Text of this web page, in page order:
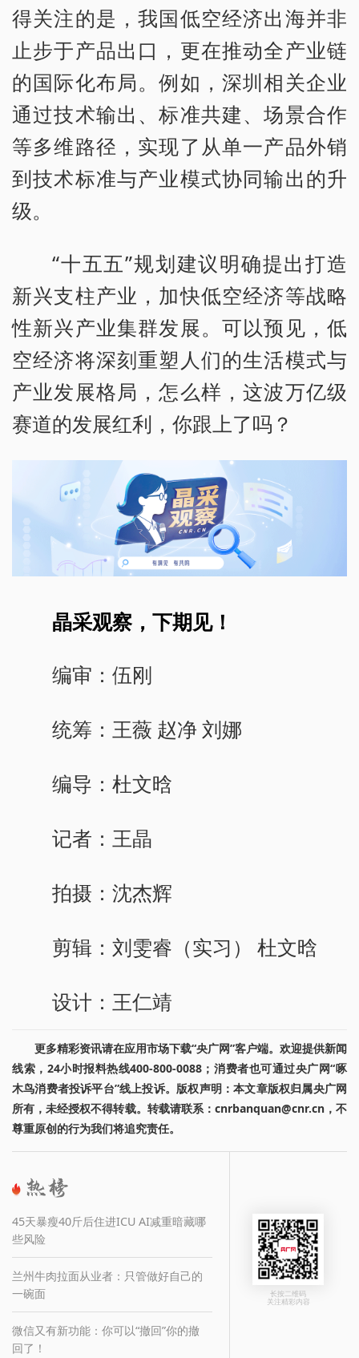
得关注的是，我国低空经济出海并非
止步于产品出口，更在推动全产业链
的国际化布局。例如，深圳相关企业
通过技术输出、标准共建、场景合作
等多维路径，实现了从单一产品外销
到技术标准与产业模式协同输出的升
级。
“十五五”规划建议明确提出打造
新兴支柱产业，加快低空经济等战略
性新兴产业集群发展。可以预见，低
空经济将深刻重塑人们的生活模式与
产业发展格局，怎么样，这波万亿级
赛道的发展红利，你跟上了吗？
晶采观察，下期见！
编审：伍刚
统筹：王薇 赵净 刘娜
编导：杜文晗
记者：王晶
拍摄：沈杰辉
剪辑：刘雯睿（实习） 杜文晗
设计：王仁靖
更多精彩资讯请在应用市场下载“央广网”客户端。欢迎提供新闻
线索，24小时报料热线400-800-0088；消费者也可通过央广网“啄
木鸟消费者投诉平台”线上投诉。版权声明：本文章版权归属央广网
所有，未经授权不得转载。转载请联系：cnrbanquan@cnr.cn，不
尊重原创的行为我们将追究责任。
45天暴瘦40斤后住进ICU AI减重暗藏哪
些风险
兰州牛肉拉面从业者：只管做好自己的
一碗面
微信又有新功能：你可以“撤回”你的撤
回了！
长按二维码
关注精彩内容